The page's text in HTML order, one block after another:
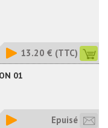
13.20 € (TTC)
01
Epuisé